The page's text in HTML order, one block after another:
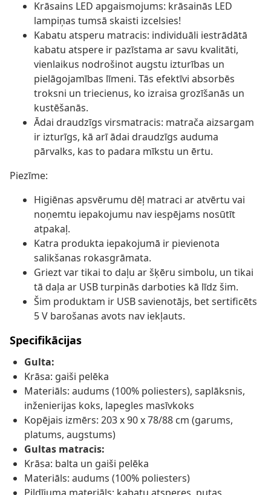
Krāsains LED apgaismojums: krāsainās LED
lampiņas tumsā skaisti izcelsies!
Kabatu atsperu matracis: individuāli iestrādātā
kabatu atspere ir pazīstama ar savu kvalitāti,
vienlaikus nodrošinot augstu izturības un
pielāgojamības līmeni. Tās efektīvi absorbēs
troksni un triecienus, ko izraisa grozīšanās un
kustēšanās.
Ādai draudzīgs virsmatracis: matrača aizsargam
ir izturīgs, kā arī ādai draudzīgs auduma
pārvalks, kas to padara mīkstu un ērtu.
Piezīme:
Higiēnas apsvērumu dēļ matraci ar atvērtu vai
noņemtu iepakojumu nav iespējams nosūtīt
atpakaļ.
Katra produkta iepakojumā ir pievienota
salikšanas rokasgrāmata.
Griezt var tikai to daļu ar šķēru simbolu, un tikai
tā daļa ar USB turpinās darboties kā līdz šim.
Šim produktam ir USB savienotājs, bet sertificēts
5 V barošanas avots nav iekļauts.
Specifikācijas
Gulta:
Krāsa: gaiši pelēka
Materiāls: audums (100% poliesters), saplāksnis,
inženierijas koks, lapegles masīvkoks
Kopējais izmērs: 203 x 90 x 78/88 cm (garums,
platums, augstums)
Gultas matracis:
Krāsa: balta un gaiši pelēka
Materiāls: audums (100% poliesters)